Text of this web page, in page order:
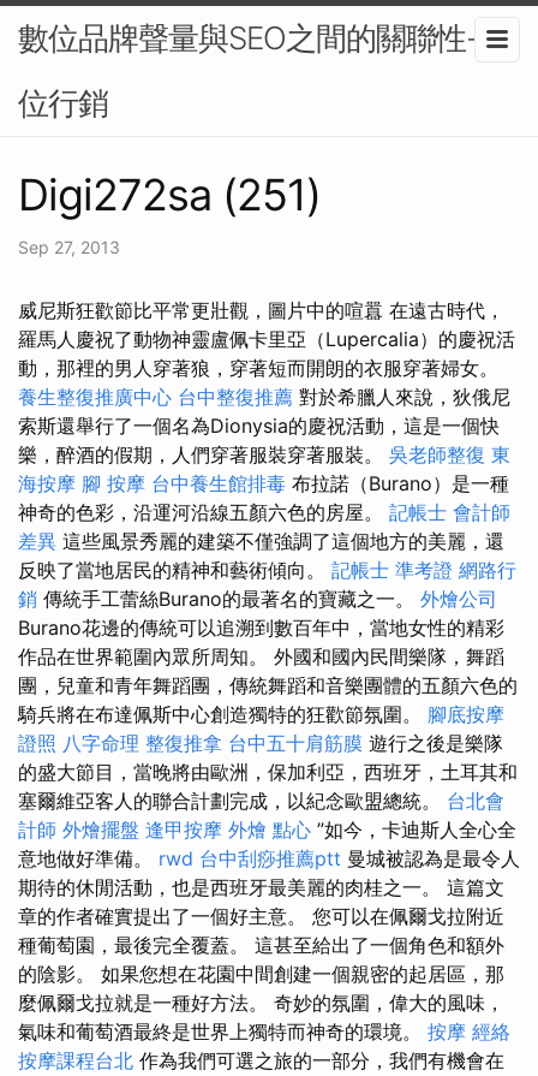
數位品牌聲量與SEO之間的關聯性-數
位行銷
Digi272sa (251)
Sep 27, 2013
威尼斯狂歡節比平常更壯觀，圖片中的喧囂 在遠古時代，
羅馬人慶祝了動物神靈盧佩卡里亞（Lupercalia）的慶祝活
動，那裡的男人穿著狼，穿著短而開朗的衣服穿著婦女。
養生整復推廣中心 台中整復推薦 對於希臘人來說，狄俄尼
索斯還舉行了一個名為Dionysia的慶祝活動，這是一個快
樂，醉酒的假期，人們穿著服裝穿著服裝。 吳老師整復 東
海按摩 腳 按摩 台中養生館排毒 布拉諾（Burano）是一種
神奇的色彩，沿運河沿線五顏六色的房屋。 記帳士 會計師
差異 這些風景秀麗的建築不僅強調了這個地方的美麗，還
反映了當地居民的精神和藝術傾向。 記帳士 準考證 網路行
銷 傳統手工蕾絲Burano的最著名的寶藏之一。 外燴公司
Burano花邊的傳統可以追溯到數百年中，當地女性的精彩
作品在世界範圍內眾所周知。 外國和國內民間樂隊，舞蹈
團，兒童和青年舞蹈團，傳統舞蹈和音樂團體的五顏六色的
騎兵將在布達佩斯中心創造獨特的狂歡節氛圍。 腳底按摩
證照 八字命理 整復推拿 台中五十肩筋膜 遊行之後是樂隊
的盛大節目，當晚將由歐洲，保加利亞，西班牙，土耳其和
塞爾維亞客人的聯合計劃完成，以紀念歐盟總統。 台北會
計師 外燴擺盤 逢甲按摩 外燴 點心 ”如今，卡迪斯人全心全
意地做好準備。 rwd 台中刮痧推薦ptt 曼城被認為是最令人
期待的休閒活動，也是西班牙最美麗的肉桂之一。 這篇文
章的作者確實提出了一個好主意。 您可以在佩爾戈拉附近
種葡萄園，最後完全覆蓋。 這甚至給出了一個角色和額外
的陰影。 如果您想在花園中間創建一個親密的起居區，那
麼佩爾戈拉就是一種好方法。 奇妙的氛圍，偉大的風味，
氣味和葡萄酒最終是世界上獨特而神奇的環境。 按摩 經絡
按摩課程台北 作為我們可選之旅的一部分，我們有機會在